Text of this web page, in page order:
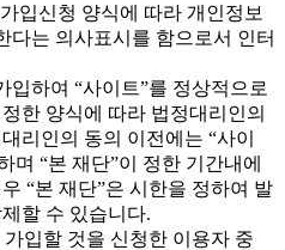
입신청 양식에 따라 개인정보
다는 의사표시를 함으로서 인터
입하여 “사이트”를 정상적으로
한 양식에 따라 법정대리인의
리인의 동의 이전에는 “사이
며 “본 재단”이 정한 기간내에
“본 재단”은 시한을 정하여 발
할 수 있습니다.
입할 것을 신청한 이용자 중